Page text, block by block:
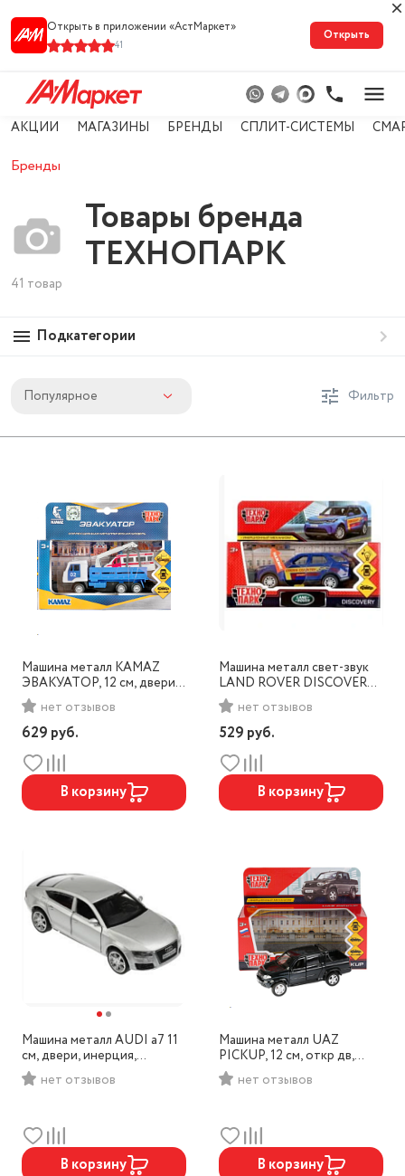
Открыть в приложении «АстМарке‪т‬»
41
Открыть
АКЦИИ МАГАЗИНЫ БРЕНДЫ СПЛИТ-СИСТЕМЫ
Бренды
Товары бренда
ТЕХНОПАРК
41 товар
Подкатегории
Популярное Фильтр
Машина металл KAMAZ
ЭВАКУАТОР, 12 см, двери,
инерц.,Технопарк, арт.SB-
19-29-D-WB
нет отзывов
629 руб.
В корзину
Машина металл свет-звук
LAND ROVER DISCOVERY
СПОРТ 12 см,
баг,инерц,Технопарк,
арт.DISCOVERY-12SLSRT
нет отзывов
529 руб.
В корзину
Машина металл AUDI a7 11
см, двери, инерция,
серебристый, Технопарк,
арт. 67306
нет отзывов
В корзину
Машина металл UAZ
PICKUP, 12 см, откр дв,
багаж, черный, Технопарк,
арт.PICKUP-BK
нет отзывов
В корзину